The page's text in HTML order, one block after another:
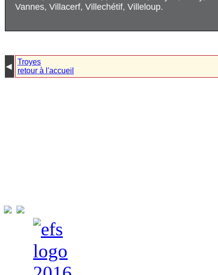
Vannes, Villacerf, Villechétif, Villeloup.
◀︎
Troyes
retour à l'accueil